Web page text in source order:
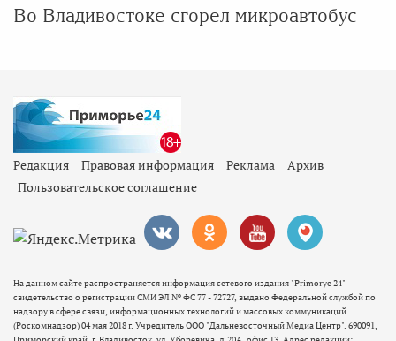
Во Владивостоке сгорел микроавтобус
Редакция Правовая информация Реклама
Архив
Пользовательское соглашение
На данном сайте распространяется информация сетевого издания "Primorye 24" -
свидетельство о регистрации СМИ ЭЛ № ФС 77 - 72727, выдано Федеральной службой по
надзору в сфере связи, информационных технологий и массовых коммуникаций
(Роскомнадзор) 04 мая 2018 г. Учредитель ООО "Дальневосточный Медиа Центр". 690091,